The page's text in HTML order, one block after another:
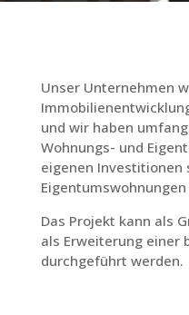
Unser Unternehmen
und wir haben
Wohnungs- und
eigenen Investitionen
Das Projekt kann als
als Erweiterung einer
durchgeführt werden.